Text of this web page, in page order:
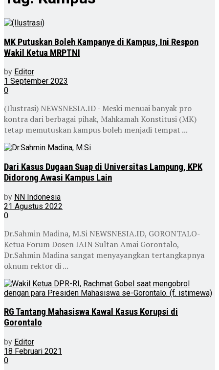
MK Putuskan Boleh Kampanye di Kampus, Ini Respon
Wakil Ketua MRPTNI
by Editor
1 September 2023
0
(Ilustrasi) NEWSNESIA.ID - Meski menuai banyak pro
kontra dari berbagai pihak, Mahkamah Konstitusi (MK)
tetap memutuskan kampus boleh menjadi tempat ...
Dari Kasus Dugaan Suap di Universitas Lampung, KPK
Didorong Awasi Kampus Lain
by NN Indonesia
21 Agustus 2022
0
Dr.Sahmin Madina, M.Si NEWSNESIA.ID, GORONTALO-
Ketua Forum Dosen IAIN Sultan Amai Gorontalo,
Dr.Sahmin Madina sangat menyayangkan tertangkapnya
oknum rektor di ...
RG Tantang Mahasiswa Kawal Kasus Korupsi di
Gorontalo
by Editor
18 Februari 2021
0